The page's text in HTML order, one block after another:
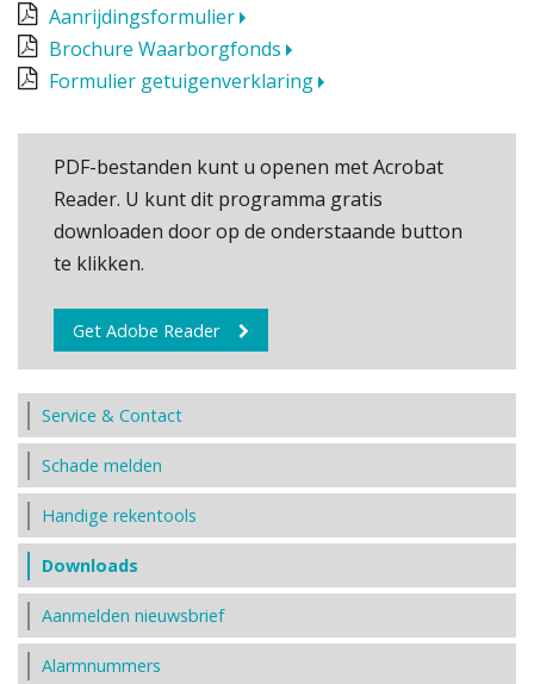
Aanrijdingsformulier
Brochure Waarborgfonds
Formulier getuigenverklaring
PDF-bestanden kunt u openen met Acrobat
Reader. U kunt dit programma gratis
downloaden door op de onderstaande button
te klikken.
Get Adobe Reader
Service & Contact
Schade melden
Handige rekentools
Downloads
Aanmelden nieuwsbrief
Alarmnummers